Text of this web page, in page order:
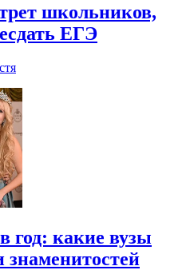
школьников,
ЕГЭ
год: какие вузы